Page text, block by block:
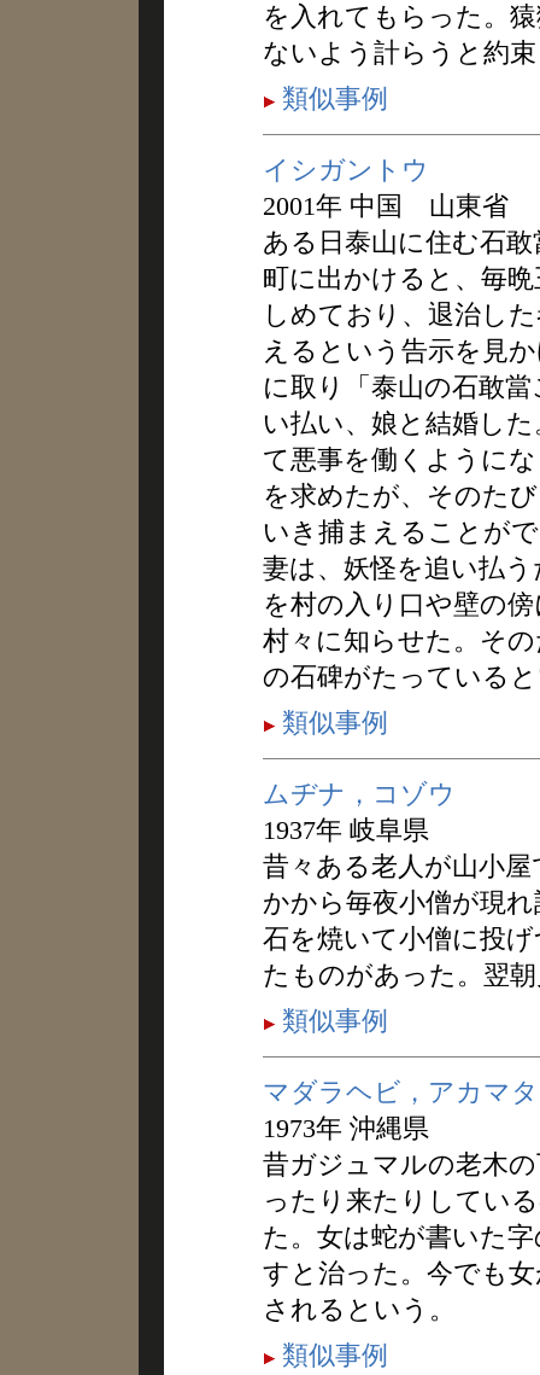
を入れてもらった。
ないよう計らうと約
類似事例
イシガントウ
2001年 中国 山東省
ある日泰山に住む石
町に出かけると、毎
しめており、退治し
えるという告示を見
に取り「泰山の石敢
い払い、娘と結婚し
て悪事を働くように
を求めたが、そのた
いき捕まえることが
妻は、妖怪を追い払
を村の入り口や壁の
村々に知らせた。そ
の石碑がたっている
類似事例
ムヂナ，コゾウ
1937年 岐阜県
昔々ある老人が山小
かから毎夜小僧が現
石を焼いて小僧に投
たものがあった。翌
類似事例
マダラヘビ，アカマ
1973年 沖縄県
昔ガジュマルの老木
ったり来たりしてい
た。女は蛇が書いた
すと治った。今でも
されるという。
類似事例